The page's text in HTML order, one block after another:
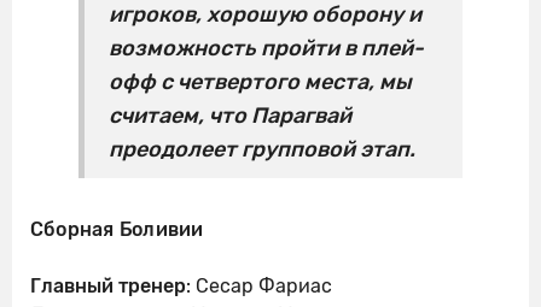
игроков, хорошую оборону и
возможность пройти в плей-
офф с четвертого места, мы
считаем, что Парагвай
преодолеет групповой этап.
Сборная Боливии
Главный тренер: Сесар Фариас